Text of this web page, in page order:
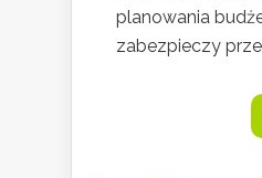
planowania
zabezpieczy